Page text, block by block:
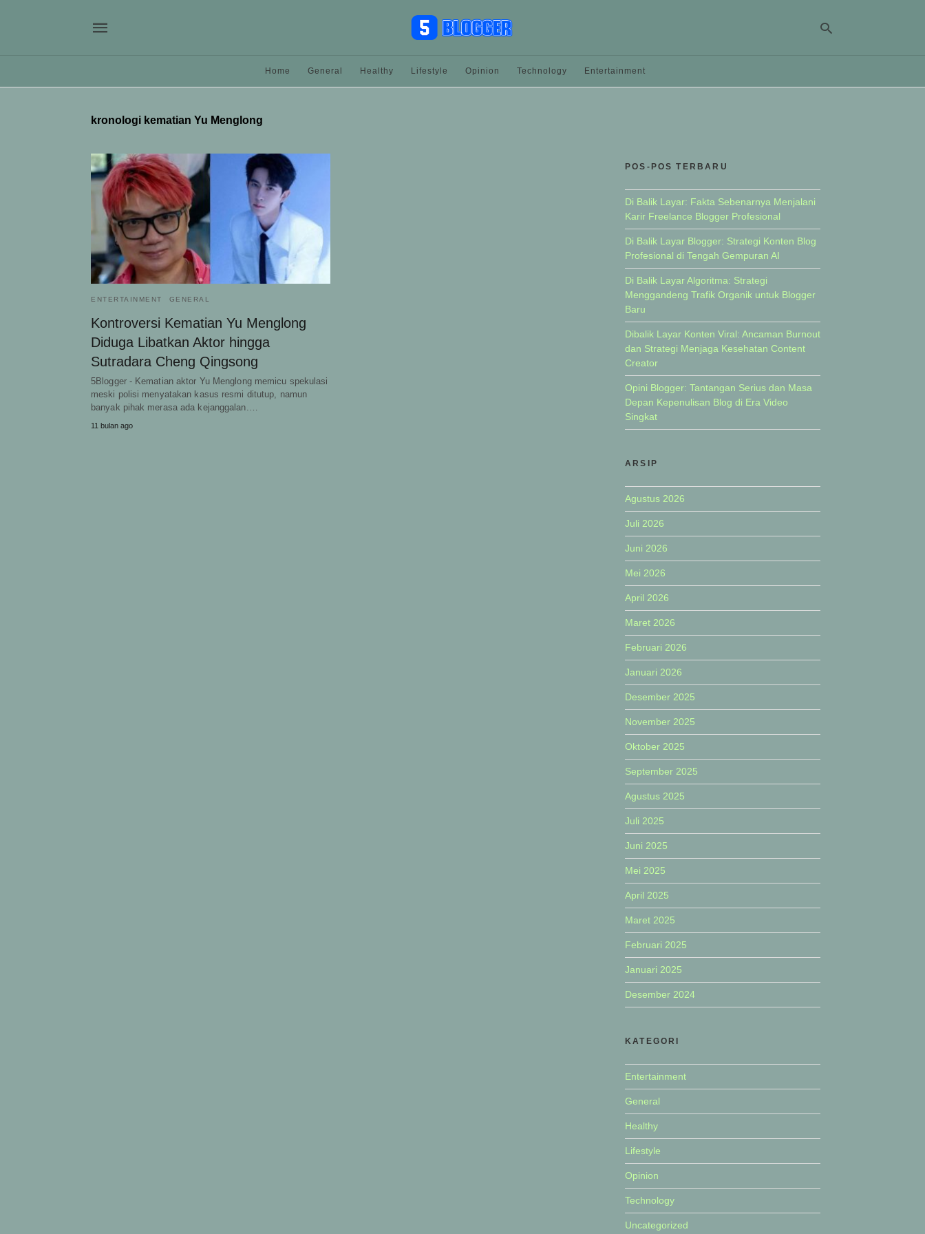
Home General Healthy Lifestyle Opinion Technology Entertainment
kronologi kematian Yu Menglong
ENTERTAINMENT GENERAL
Kontroversi Kematian Yu Menglong
Diduga Libatkan Aktor hingga
Sutradara Cheng Qingsong
5Blogger - Kematian aktor Yu Menglong memicu spekulasi
meski polisi menyatakan kasus resmi ditutup, namun
banyak pihak merasa ada kejanggalan.…
11 bulan ago
POS-POS TERBARU
Di Balik Layar: Fakta Sebenarnya Menjalani
Karir Freelance Blogger Profesional
Di Balik Layar Blogger: Strategi Konten Blog
Profesional di Tengah Gempuran AI
Di Balik Layar Algoritma: Strategi
Menggandeng Trafik Organik untuk Blogger
Baru
Dibalik Layar Konten Viral: Ancaman Burnout
dan Strategi Menjaga Kesehatan Content
Creator
Opini Blogger: Tantangan Serius dan Masa
Depan Kepenulisan Blog di Era Video
Singkat
ARSIP
Agustus 2026
Juli 2026
Juni 2026
Mei 2026
April 2026
Maret 2026
Februari 2026
Januari 2026
Desember 2025
November 2025
Oktober 2025
September 2025
Agustus 2025
Juli 2025
Juni 2025
Mei 2025
April 2025
Maret 2025
Februari 2025
Januari 2025
Desember 2024
KATEGORI
Entertainment
General
Healthy
Lifestyle
Opinion
Technology
Uncategorized